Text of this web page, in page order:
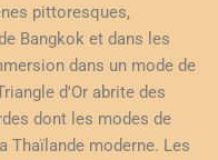
pittoresques,
Bangkok et dans les
dans un mode de
d'Or abrite des
dont les modes de
Thaïlande moderne. Les